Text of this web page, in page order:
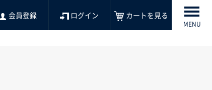
会員登録 ログイン カートを見る
MENU